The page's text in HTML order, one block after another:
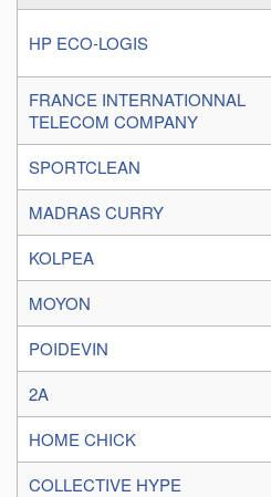
HP ECO-LOGIS
FRANCE INTERNATIONNAL
TELECOM COMPANY
SPORTCLEAN
MADRAS CURRY
KOLPEA
MOYON
POIDEVIN
2A
HOME CHICK
COLLECTIVE HYPE